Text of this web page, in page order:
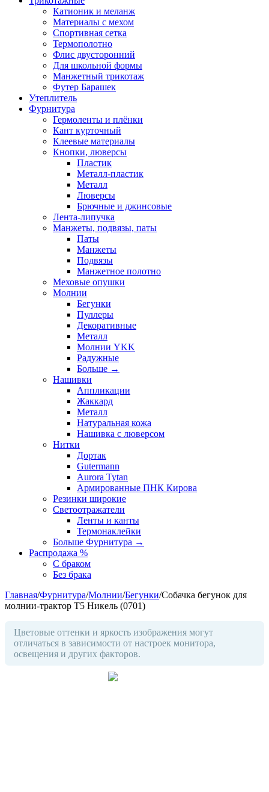
Катионик и меланж
Материалы с мехом
Спортивная сетка
Термополотно
Флис двусторонний
Для школьной формы
Манжетный трикотаж
Футер Барашек
Утеплитель
Фурнитура
Гермоленты и плёнки
Кант курточный
Клеевые материалы
Кнопки, люверсы
Пластик
Металл-пластик
Металл
Люверсы
Брючные и джинсовые
Лента-липучка
Манжеты, подвязы, паты
Паты
Манжеты
Подвязы
Манжетное полотно
Меховые опушки
Молнии
Бегунки
Пуллеры
Декоративные
Металл
Молнии YKK
Радужные
Больше →
Нашивки
Аппликации
Жаккард
Металл
Натуральная кожа
Нашивка с люверсом
Нитки
Дортак
Gutermann
Aurora Tytan
Армированные ПНК Кирова
Резинки широкие
Светоотражатели
Ленты и канты
Термонаклейки
Больше Фурнитура →
Распродажа %
С браком
Без брака
Главная/Фурнитура/Молнии/Бегунки/Собачка бегунок для
молнии-трактор Т5 Никель (0701)
Цветовые оттенки и яркость изображения могут
отличаться в зависимости от настроек монитора,
освещения и других факторов.